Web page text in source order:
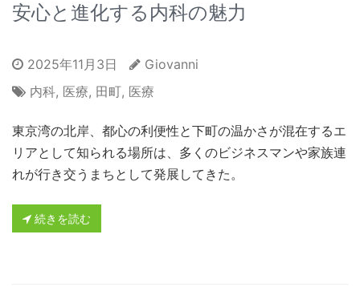
安心と進化する内科の魅力
2025年11月3日
Giovanni
内科, 医療, 田町, 医療
東京湾の北岸、都心の利便性と下町の温かさが混在するエ
リアとして知られる場所は、多くのビジネスマンや家族連
れが行き交うまちとして発展してきた。
続きを読む